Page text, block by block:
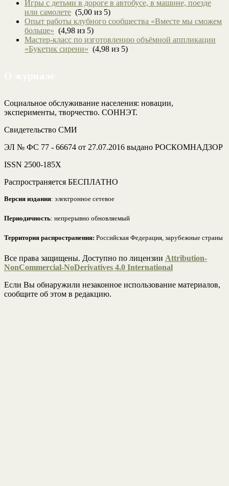
Игры с детьми в дороге в автобусе, в машине, поезде
или самолете (5,00 из 5)
Опыт работы клубного сообщества «Вместе мы сможем
больше» (4,98 из 5)
Мастер-класс по изготовлению объёмной аппликации
«Букетик сирени» (4,98 из 5)
Социальное обслуживание населения: новации,
эксперименты, творчество. СОННЭТ.
Свидетельство СМИ
ЭЛ № ФС 77 - 66674 от 27.07.2016 выдано РОСКОМНАДЗОР
ISSN 2500-185Х
Распространяется БЕСПЛАТНО
Версия издания: электронное сетевое
Периодичность: непрерывно обновляемый
Территория распространения: Российская Федерация, зарубежные страны
Все права защищены. Доступно по лицензии Attribution-
NonCommercial-NoDerivatives 4.0 International
Если Вы обнаружили незаконное использование материалов,
сообщите об этом в редакцию.